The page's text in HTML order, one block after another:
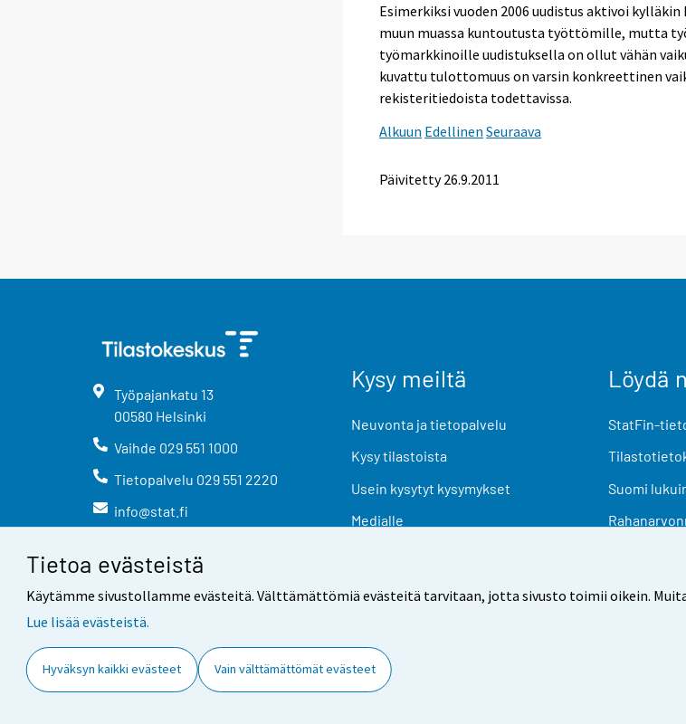
Tietoa evästeistä
Käytämme sivustollamme evästeitä. Välttämättömiä evästeitä tarvitaan, jotta sivusto toimii oikein.
Lue lisää evästeistä.
Hyväksyn kaikki evästeet Vain välttämättömät evästeet
Esimerkiksi vuoden 2006 uudistus aktivoi
muun muassa kuntoutusta työttömille, mutta
työmarkkinoille uudistuksella on ollut vähän
kuvattu tulottomuus on varsin konkreettinen
rekisteritiedoista todettavissa.
Alkuun Edellinen Seuraava
Päivitetty 26.9.2011
Työpajankatu 13
00580 Helsinki
Vaihde 029 551 1000
Tietopalvelu 029 551 2220
info@stat.fi
Kysy meiltä
Neuvonta ja tietopalvelu
Kysy tilastoista
Usein kysytyt kysymykset
Medialle
Löydä
StatFin-
Suomi
Yhteystiedot Palaute